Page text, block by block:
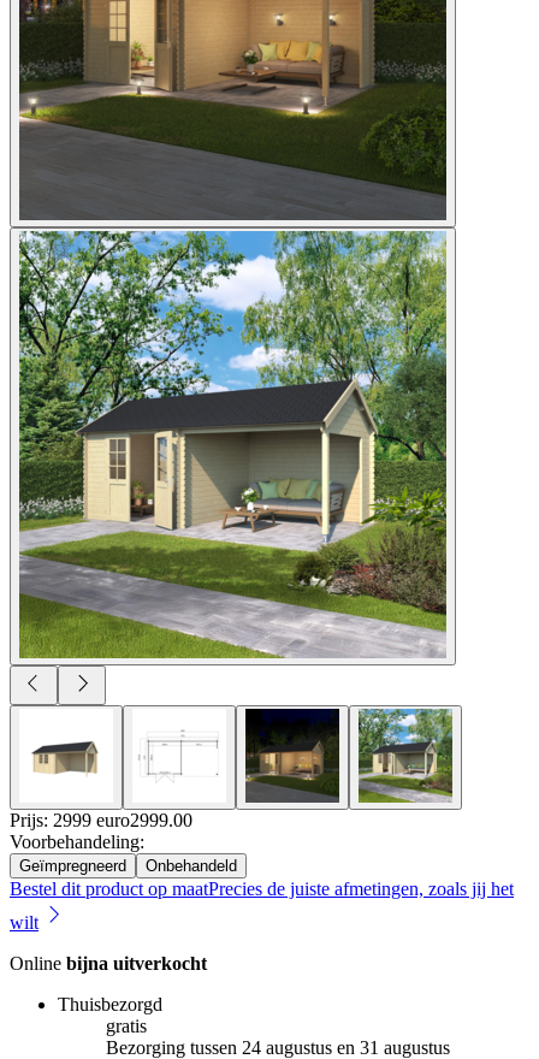
Prijs: 2999 euro2999.00
Voorbehandeling:
Geïmpregneerd Onbehandeld
Bestel dit product op maatPrecies de juiste afmetingen, zoals jij het
wilt
Online bijna uitverkocht
Thuisbezorgd
gratis
Bezorging tussen 24 augustus en 31 augustus